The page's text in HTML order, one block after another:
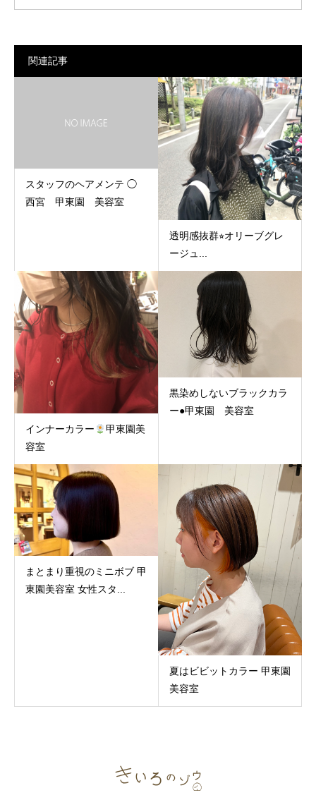
関連記事
スタッフのヘアメンテ ◯
西宮 甲東園 美容室
透明感抜群⭐︎オリーブグレ
ージュ...
インナーカラー
甲東園美
容室
黒染めしないブラックカラ
ー●甲東園 美容室
まとまり重視のミニボブ 甲
東園美容室 女性スタ...
夏はビビットカラー 甲東園
美容室